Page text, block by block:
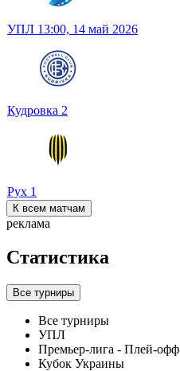
УПЛ 13:00, 14 май 2026
Кудровка 2
Рух 1
К всем матчам
реклама
Статистика
Все турниры
Все турниры
УПЛ
Премьер-лига - Плей-офф
Кубок Украины